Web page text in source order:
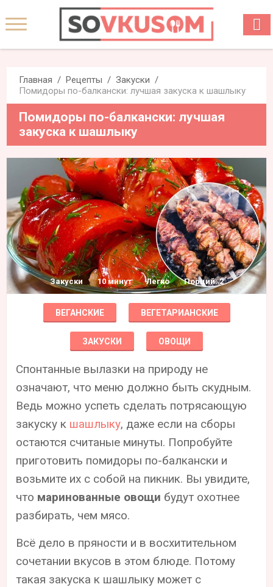
Главная Рецепты
Закуски
Помидоры по-балкански: лучшая закуска к шашлыку
Помидоры по-балкански: лучшая
закуска к шашлыку
Закуски 10 минут Легко Порций: 2
ВЕГАНСКИЕ ВЕГЕТАРИАНСКИЕ
ЗАКУСКИ ОВОЩИ
Спонтанные вылазки на природу не
означают, что меню должно быть скудным.
Ведь можно успеть сделать потрясающую
закуску к шашлыку, даже если на сборы
остаются считаные минуты. Попробуйте
приготовить помидоры по-балкански и
возьмите их с собой на пикник. Вы увидите,
что маринованные овощи будут охотнее
разбирать, чем мясо.
Всё дело в пряности и в восхитительном
сочетании вкусов в этом блюде. Потому
такая закуска к шашлыку может с